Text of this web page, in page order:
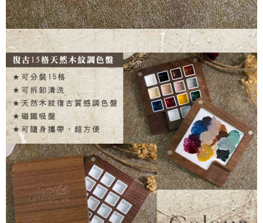
權轉讓予恩沛科技股份有限公司。
２．關於個人資料處理事宜，請瀏覽以下網址：
https://aftee.tw/terms/#terms3
３．未成年的使用者請事先徵得法定代理人或監護人之同意方可使用
「AFTEE先享後付」，若未經同意申辦者引起之損失，本公司不負相關責
任。
４．使用「AFTEE先享後付」時，將依據個別帳號之用戶狀況，依本公司即
時審查核予不同之上限額度；若仍有額度不足之情形，本公司將視審查結果
請求用戶進行身份認證。
５．嚴禁一人註冊多個帳號或使用他人資訊註冊。若發現惡意使用之情形，
恩沛科技股份有限公司將有權停止該用戶之使用額度並採取法律行動。
郵局郵寄
每筆NT$100，滿NT$2,500(含以上)免運費